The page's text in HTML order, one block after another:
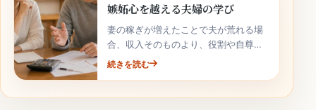
嫉妬心を越える夫婦の学び
妻の稼ぎが増えたことで夫が荒れる場
合、収入そのものより、役割や自尊心
の揺れが関係していることがありま
続きを読む